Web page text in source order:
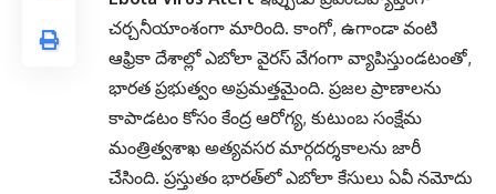
చర్చనీయాంశంగా మారింది. కాంగో, ఉగాండా వంటి
ఆఫ్రికా దేశాల్లో ఎబోలా వైరస్ వేగంగా వ్యాపిస్తుండటంతో,
భారత ప్రభుత్వం అప్రమత్తమైంది. ప్రజల ప్రాణాలను
కాపాడటం కోసం కేంద్ర ఆరోగ్య, కుటుంబ సంక్షేమ
మంత్రిత్వశాఖ అత్యవసర మార్గదర్శకాలను జారీ
చేసింది. ప్రస్తుతం భారత్‌లో ఎబోలా కేసులు ఏవీ నమోదు